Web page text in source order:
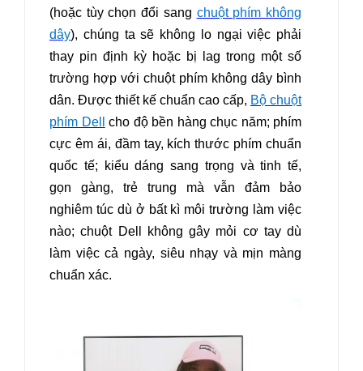
(hoặc tùy chọn đổi sang chuột phím không
dây), chúng ta sẽ không lo ngại việc phải
thay pin định kỳ hoặc bị lag trong một số
trường hợp với chuột phím không dây bình
dân. Được thiết kế chuẩn cao cấp, Bộ chuột
phím Dell
cho độ bền hàng chục năm; phím
cực êm ái, đầm tay, kích thước phím chuẩn
quốc tế; kiểu dáng sang trọng và tinh tế,
gọn gàng, trẻ trung mà vẫn đảm bảo
nghiêm túc dù ở bất kì môi trường làm việc
nào; chuột Dell không gây mỏi cơ tay dù
làm việc cả ngày, siêu nhạy và mịn màng
chuẩn xác.